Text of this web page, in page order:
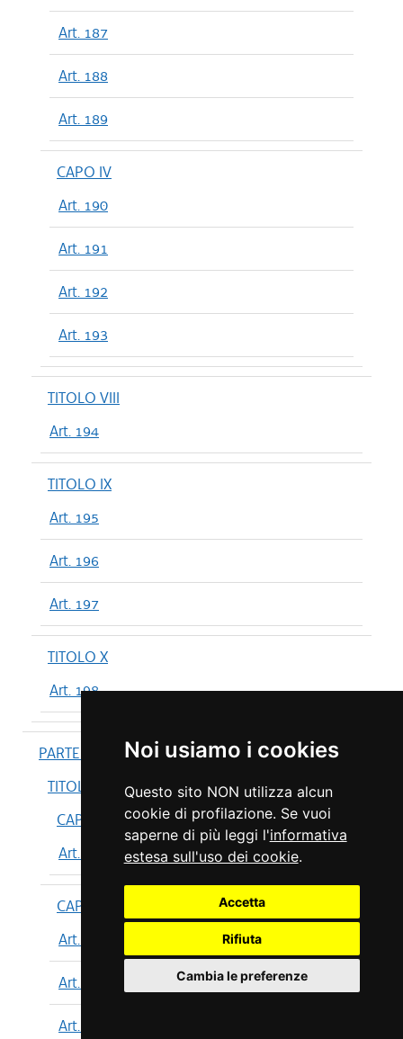
Noi usiamo i cookies
Questo sito NON utilizza alcun
cookie di profilazione. Se vuoi
saperne di più leggi l'informativa
estesa sull'uso dei cookie.
Accetta
Rifiuta
Cambia le preferenze
Art. 187
Art. 188
Art. 189
CAPO IV
Art. 190
Art. 191
Art. 192
Art. 193
TITOLO VIII
Art. 194
TITOLO IX
Art. 195
Art. 196
Art. 197
TITOLO X
Art. 198
PARTE IV
TITOLO I
CAPO I
Art. 199
CAPO II
Art. 200
Art. 201
Art. 202